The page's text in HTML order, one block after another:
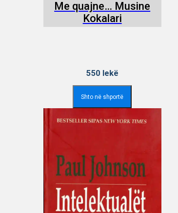
Me quajne… Musine
Kokalari
550 lekë
Shto në shportë